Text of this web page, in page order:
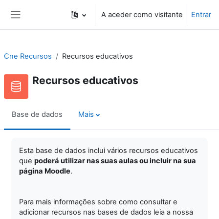
A aceder como visitante Entrar
Cne Recursos Recursos educativos
Recursos educativos
Base de dados Mais
Esta base de dados inclui vários recursos educativos
que poderá utilizar nas suas aulas ou incluir na sua
página Moodle.
Para mais informações sobre como consultar e
adicionar recursos nas bases de dados leia a nossa